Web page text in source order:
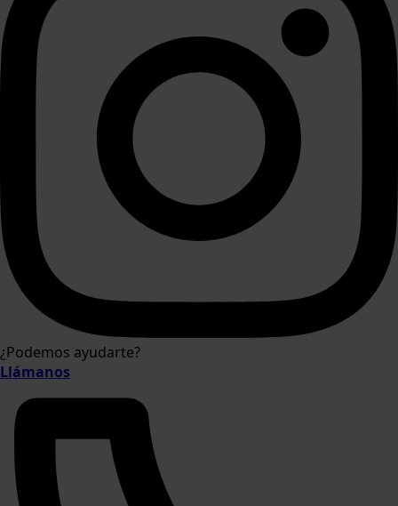
¿Podemos ayudarte?
Llámanos